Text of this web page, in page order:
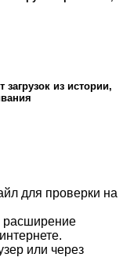
из истории,
для проверки на
расширение
или через